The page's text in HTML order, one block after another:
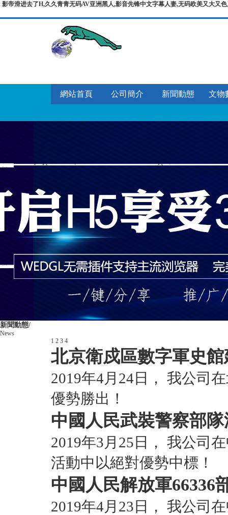
影帝滑进去了H,久久青青无码AV亚洲黑人,影音先锋中文字幕人妻,无码欧美又大又
網站首頁 公司簡介 新聞動態 文物
新聞動態/
News
1 2 3 4
北京衛戍區數字軍史
2019年4月24日， 我公司
優勢勝出！
中國人民武裝警察部
2019年3月25日， 我公司
活動中以絕對優勢中標！
中國人民解放軍66336
2019年4月23日， 我公司